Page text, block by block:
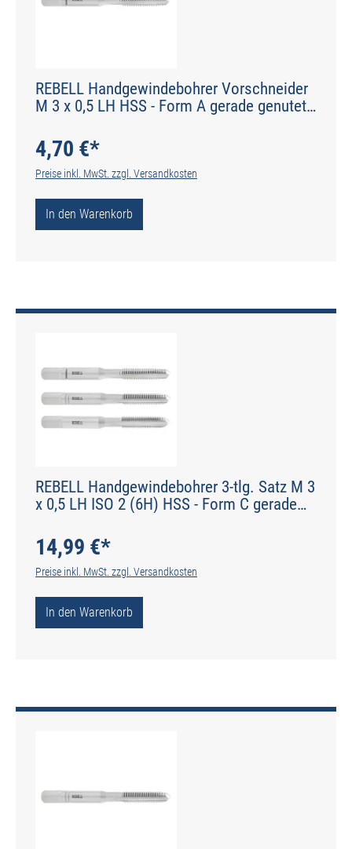
REBELL Handgewindebohrer Vorschneider
M 3 x 0,5 LH HSS - Form A gerade genutet -
4,70 €*
Preise inkl. MwSt. zzgl. Versandkosten
In den Warenkorb
REBELL Handgewindebohrer 3-tlg. Satz M 3
x 0,5 LH ISO 2 (6H) HSS - Form C gerade
14,99 €*
Preise inkl. MwSt. zzgl. Versandkosten
In den Warenkorb